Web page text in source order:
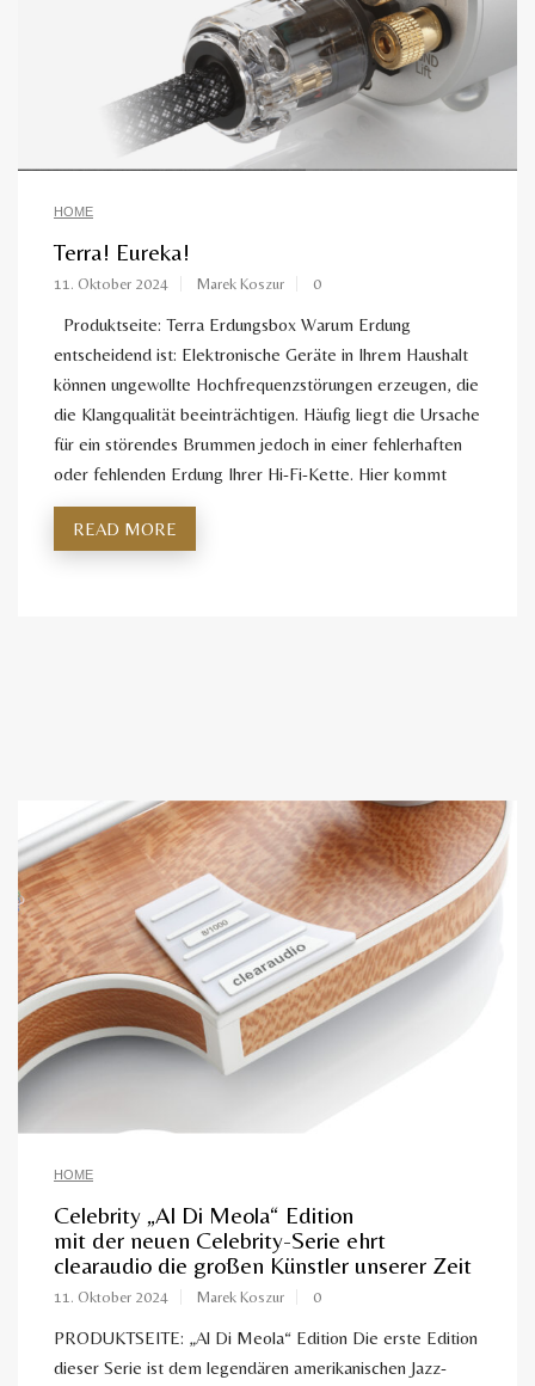
HOME
Terra! Eureka!
11. Oktober 2024 Marek Koszur 0
Produktseite: Terra Erdungsbox Warum Erdung
entscheidend ist: Elektronische Geräte in Ihrem Haushalt
können ungewollte Hochfrequenzstörungen erzeugen, die
die Klangqualität beeinträchtigen. Häufig liegt die Ursache
für ein störendes Brummen jedoch in einer fehlerhaften
oder fehlenden Erdung Ihrer Hi-Fi-Kette. Hier kommt
READ MORE
HOME
Celebrity „Al Di Meola“ Edition
mit der neuen Celebrity-Serie ehrt
clearaudio die großen Künstler unserer Zeit
11. Oktober 2024 Marek Koszur 0
PRODUKTSEITE: „Al Di Meola“ Edition Die erste Edition
dieser Serie ist dem legendären amerikanischen Jazz-